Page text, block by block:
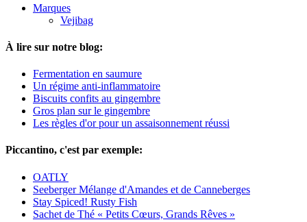
Marques
Vejibag
À lire sur notre blog:
Fermentation en saumure
Un régime anti-inflammatoire
Biscuits confits au gingembre
Gros plan sur le gingembre
Les règles d'or pour un assaisonnement réussi
Piccantino, c'est par exemple:
OATLY
Seeberger Mélange d'Amandes et de Canneberges
Stay Spiced! Rusty Fish
Sachet de Thé « Petits Cœurs, Grands Rêves »